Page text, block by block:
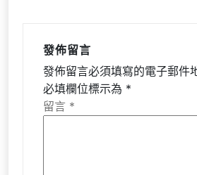
發佈留言
發佈留言必須填寫的電子郵件
必填欄位標示為 *
留言 *